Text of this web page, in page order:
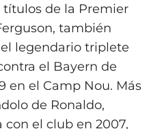
títulos de la Premier
también
legendario triplete
el Bayern de
en el Camp Nou. Más
de Ronaldo,
el club en 2007,